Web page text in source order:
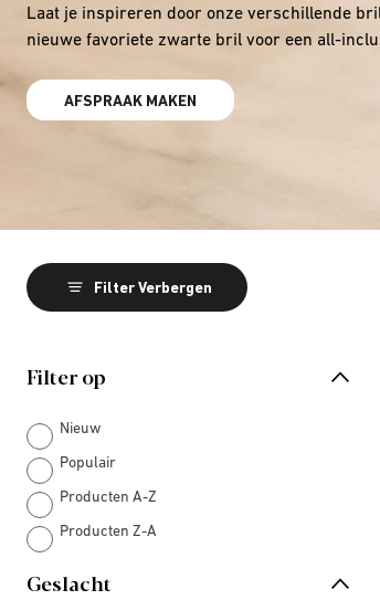
Laat je inspireren door onze verschillende
nieuwe favoriete zwarte bril voor een all-
AFSPRAAK MAKEN
Filter Verbergen
Filter op
Nieuw
Populair
Producten A-Z
Producten Z-A
Geslacht